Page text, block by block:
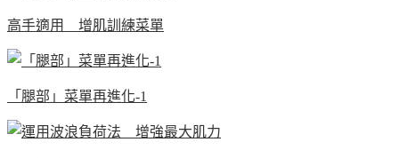
高手適用 增肌訓練菜單
「腿部」菜單再進化-1